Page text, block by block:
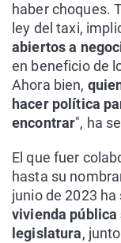
haber choques.
ley del taxi,
abiertos a
en beneficio de
Ahora bien,
hacer política
encontrar", ha
El que fuer
hasta su
junio de 2023
vivienda pública
legislatura,